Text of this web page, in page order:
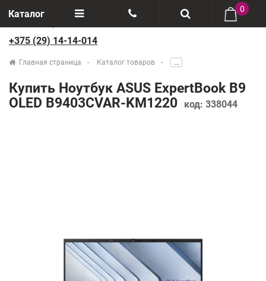
Каталог
Отзывы
Производители
+375(29) 888-44-44
0
+375 (29) 14-14-014
Главная страница Каталог товаров .....
Купить Ноутбук ASUS ExpertBook B9
OLED B9403CVAR-KM1220
код: 338044